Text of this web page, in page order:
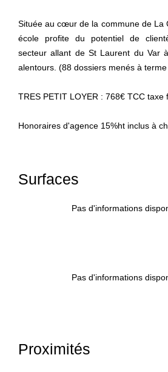
Située au cœur de la commune de La
école profite du potentiel de
secteur allant de St Laurent du Var
alentours. (88 dossiers menés à
TRES PETIT LOYER : 768€ TCC taxe
Honoraires d'agence 15%ht inclus à
Surfaces
Pas d'informations
Pas d'informations
Proximités